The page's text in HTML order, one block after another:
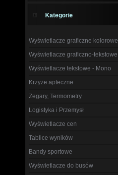
Kategorie
Wyświetlacze graficzne kolorowe
Wyświetlacze graficzno-tekstowe
Wyświetlacze tekstowe - Mono
Krzyże apteczne
Zegary, Termometry
Logistyka i Przemysł
Wyświetlacze cen
Tablice wyników
Bandy sportowe
Wyświetlacze do busów